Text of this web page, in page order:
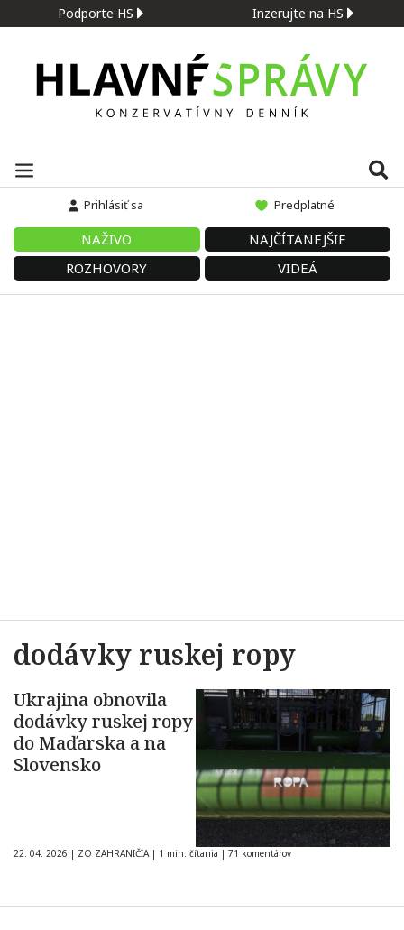
Podporte HS Inzerujte na HS
Prihlásiť sa Predplatné
NAŽIVO
NAJČÍTANEJŠIE
ROZHOVORY
VIDEÁ
dodávky ruskej ropy
Ukrajina obnovila
dodávky ruskej ropy
do Maďarska a na
Slovensko
22. 04. 2026 | ZO ZAHRANIČIA | 1 min. čítania | 71 komentárov